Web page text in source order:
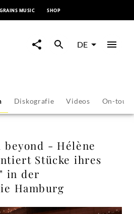
GRAINS MUSIC SHOP
DE
Diskografie Videos On-tour
beyond - Hélène
Stücke ihres
in der
Hamburg